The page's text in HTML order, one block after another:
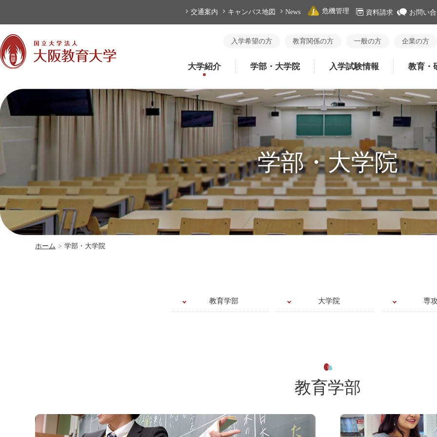
交通案内 キャンパス地図 News 危機管理 資料請求 お問い
入学希望の方 教育関係の方 一般の方 企業の方
大学紹介 学部・大学院 入学試験情報 教育・
学部・大学院
ホーム > 学部・大学院
教育学部 大学院 専
教育学部